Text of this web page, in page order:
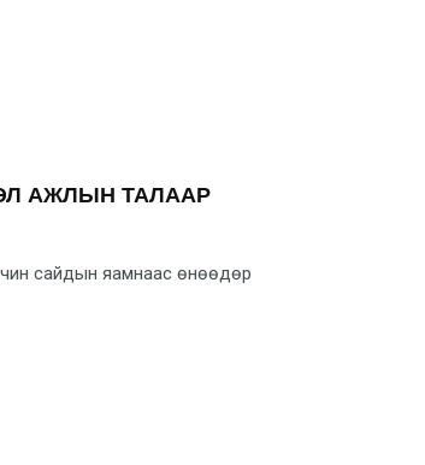
АЖЛЫН ТАЛААР
сайдын яамнаас өнөөдөр